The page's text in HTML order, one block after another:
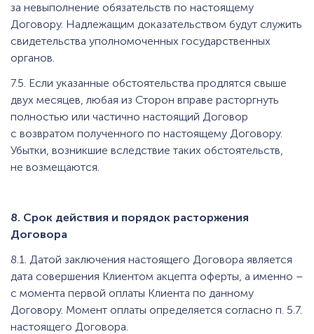
за невыполнение обязательств по настоящему
Договору. Надлежащим доказательством будут служить
свидетельства уполномоченных государственных
органов.
7.5. Если указанные обстоятельства продлятся свыше
двух месяцев, любая из Сторон вправе расторгнуть
полностью или частично настоящий Договор
с возвратом полученного по настоящему Договору.
Убытки, возникшие вследствие таких обстоятельств,
не возмещаются.
8. Срок действия и порядок расторжения
Договора
8.1. Датой заключения настоящего Договора является
дата совершения Клиентом акцепта оферты, а именно –
с момента первой оплаты Клиента по данному
Договору. Момент оплаты определяется согласно п. 5.7.
настоящего Договора.